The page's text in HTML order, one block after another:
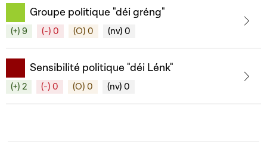
Groupe politique "déi gréng"
(+) 9 (-) 0 (O) 0 (nv) 0
Sensibilité politique "déi Lénk"
(+) 2 (-) 0 (O) 0 (nv) 0